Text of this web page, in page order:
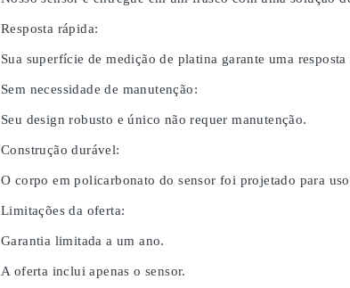
Resposta rápida:
Sua superfície de medição de platina garante uma
Sem necessidade de manutenção:
Seu design robusto e único não requer manutenção.
Construção durável:
O corpo em policarbonato do sensor foi projetado para
Limitações da oferta:
Garantia limitada a um ano.
A oferta inclui apenas o sensor.